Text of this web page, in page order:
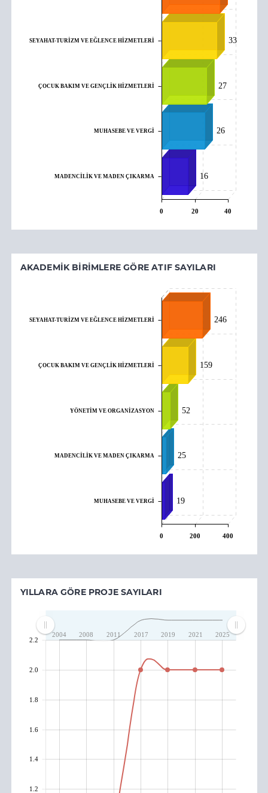
33
27
26
16
SEYAHAT-TURİZM VE EĞLENCE HİZMETLERİ
ÇOCUK BAKIM VE GENÇLİK HİZMETLERİ
MUHASEBE VE VERGİ
MADENCİLİK VE MADEN ÇIKARMA
0 20 40
AKADEMIK BIRIMLERE GÖRE ATIF SAYILARI
246
159
52
25
19
SEYAHAT-TURİZM VE EĞLENCE HİZMETLERİ
ÇOCUK BAKIM VE GENÇLİK HİZMETLERİ
YÖNETİM VE ORGANİZASYON
MADENCİLİK VE MADEN ÇIKARMA
MUHASEBE VE VERGİ
0 200 400
YILLARA GÖRE PROJE SAYILARI
2004 2008 2011 2017 2019 2021 2025
1.2
1.4
1.6
1.8
2.0
2.2